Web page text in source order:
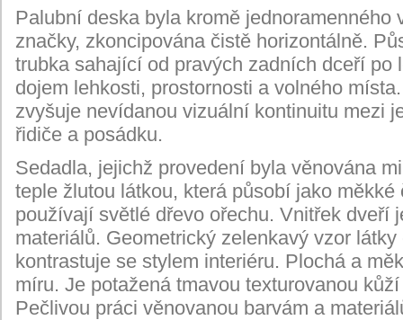
Palubní deska byla kromě jednoramenného
značky, zkoncipována čistě horizontálně.
trubka sahající od pravých zadních dceří
dojem lehkosti, prostornosti a volného
zvyšuje nevídanou vizuální kontinuitu mezi
řidiče a posádku.
Sedadla, jejichž provedení byla věnována
teple žlutou látkou, která působí jako
používají světlé dřevo ořechu. Vnitřek dveří
materiálů. Geometrický zelenkavý vzor látky
kontrastuje se stylem interiéru. Plochá a
míru. Je potažená tmavou texturovanou
Pečlivou práci věnovanou barvám a